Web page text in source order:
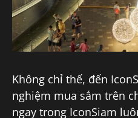
Không chỉ thế, đến
nghiệm mua sắm trên
ngay trong IconSiam